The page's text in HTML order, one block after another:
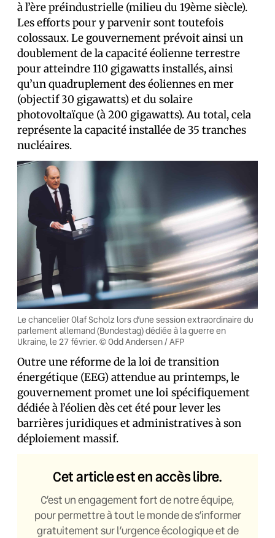
à l’ère préindustrielle (milieu du 19ème siècle).
Les efforts pour y parvenir sont toutefois
colossaux. Le gouvernement prévoit ainsi un
doublement de la capacité éolienne terrestre
pour atteindre 110 gigawatts installés, ainsi
qu’un quadruplement des éoliennes en mer
(objectif 30 gigawatts) et du solaire
photovoltaïque (à 200 gigawatts). Au total, cela
représente la capacité installée de 35 tranches
nucléaires.
Le chancelier Olaf Scholz lors d’une session extraordinaire du
parlement allemand (Bundestag) dédiée à la guerre en
Ukraine, le 27 février. © Odd Andersen / AFP
Outre une réforme de la loi de transition
énergétique (EEG) attendue au printemps, le
gouvernement promet une loi spécifiquement
dédiée à l’éolien dès cet été pour lever les
barrières juridiques et administratives à son
déploiement massif.
Cet article est en accès libre.
C’est un engagement fort de notre équipe,
pour permettre à tout le monde de s’informer
gratuitement sur l’urgence écologique et de